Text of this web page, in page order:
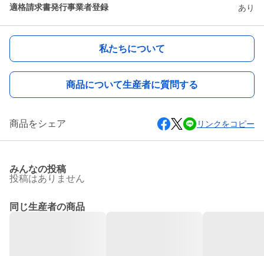
適格請求書発行事業者登録 あり
私たちについて
商品について生産者に質問する
商品をシェア リンクをコピー
みんなの投稿
投稿はありません
同じ生産者の商品